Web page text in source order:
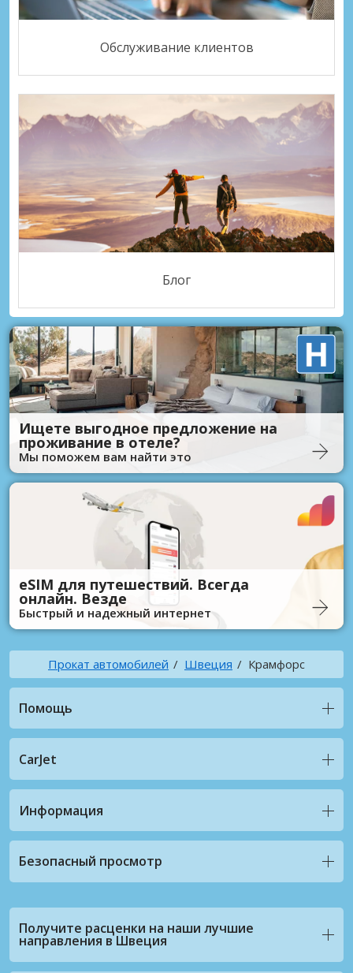
Обслуживание клиентов
Блог
Ищете выгодное предложение на
проживание в отеле?
Мы поможем вам найти это
eSIM для путешествий. Всегда
онлайн. Везде
Быстрый и надежный интернет
Прокат автомобилей Швеция Крамфорс
Помощь
CarJet
Информация
Безопасный просмотр
Получите расценки на наши лучшие
направления в Швеция